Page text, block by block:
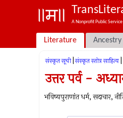
A Nonprofit Public
Literature Ancestry
संस्कृत सूची संस्कृत स्तोत्र साहित्य
उत्तर पर्व -
भविष्यपुराणांत धर्म, सदाचार,